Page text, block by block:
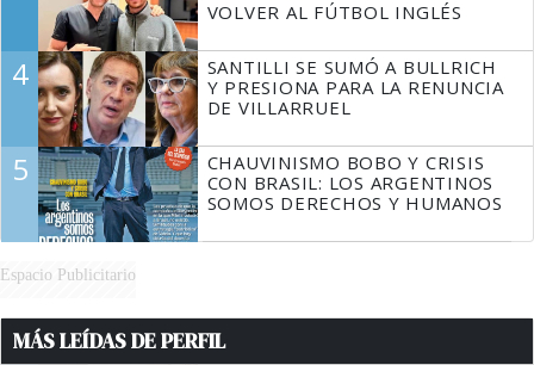
VOLVER AL FÚTBOL INGLÉS
4
SANTILLI SE SUMÓ A BULLRICH
Y PRESIONA PARA LA RENUNCIA
DE VILLARRUEL
5
CHAUVINISMO BOBO Y CRISIS
CON BRASIL: LOS ARGENTINOS
SOMOS DERECHOS Y HUMANOS
Espacio Publicitario
MÁS LEÍDAS DE PERFIL